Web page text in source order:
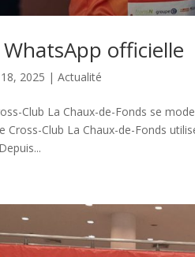
officielle
2025 |Actualité
Club La Chaux-de-Fonds se
Cross-Club La Chaux-de-Fonds